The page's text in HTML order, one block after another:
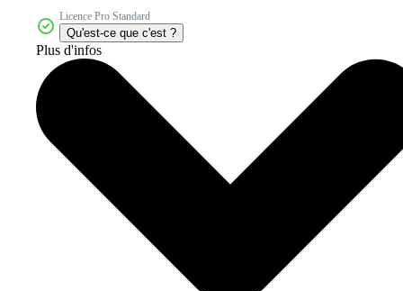
Licence Pro Standard
Qu'est-ce que c'est ?
Plus d'infos